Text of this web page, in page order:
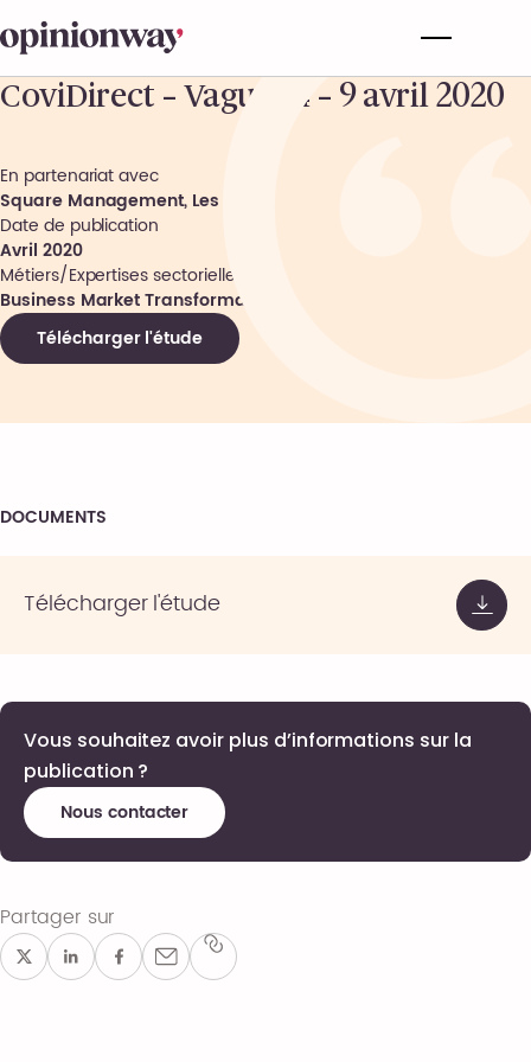
CoviDirect – Vague 14 – 9 avril 2020
En partenariat avec
Square Management, Les Echos
Date de publication
Avril 2020
Métiers/Expertises sectorielles
Business Market Transformation
Télécharger l'étude
DOCUMENTS
Télécharger l'étude
Vous souhaitez avoir plus d’informations sur la
publication ?
Nous contacter
Partager sur